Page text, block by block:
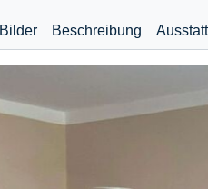
Bilder Beschreibung